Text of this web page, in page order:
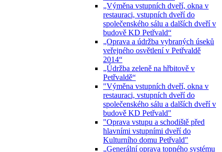
„Výměna vstupních dveří, okna v
restauraci, vstupních dveří do
společenského sálu a dalších dveří v
budově KD Petřvald“
„Oprava a údržba vybraných úseků
veřejného osvětlení v Petřvaldě
2014“
„Údržba zeleně na hřbitově v
Petřvaldě“
"Výměna vstupních dveří, okna v
restauraci, vstupních dveří do
společenského sálu a dalších dveří v
budově KD Petřvald"
"Oprava vstupu a schodiště před
hlavními vstupními dveří do
Kulturního domu Petřvald"
„Generální oprava topného systému